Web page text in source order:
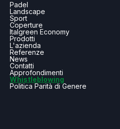
Padel
Landscape
Sport
Coperture
Italgreen Economy
Prodotti
L'azienda
Referenze
News
Contatti
Approfondimenti
Whistleblowing
Politica Parità di Genere